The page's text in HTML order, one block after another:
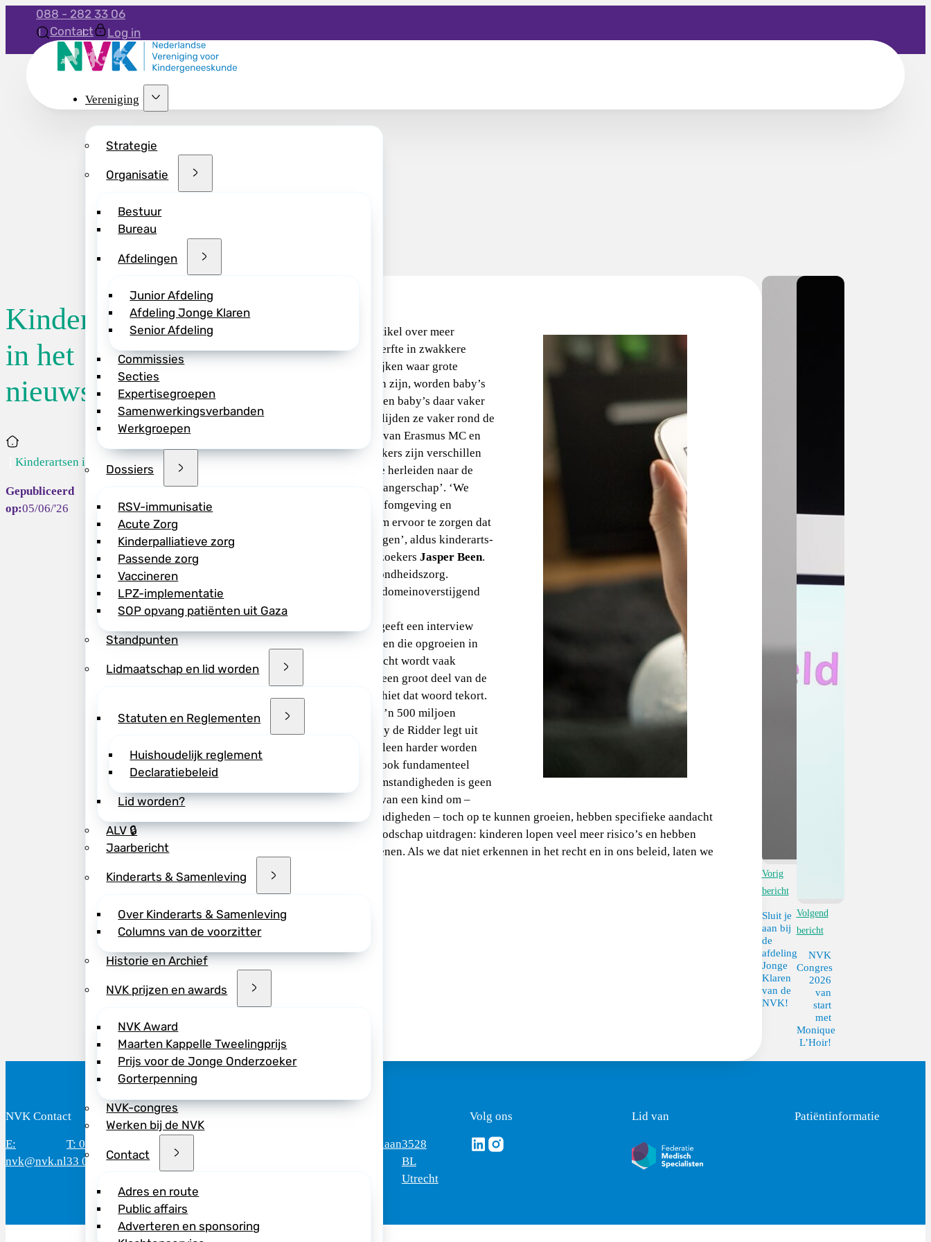
088 - 282 33 06
Contact
Log in
Vereniging
Strategie
Organisatie
Bestuur
Bureau
Afdelingen
Junior Afdeling
Afdeling Jonge Klaren
Senior Afdeling
Commissies
Secties
Expertisegroepen
Samenwerkingsverbanden
Werkgroepen
Dossiers
RSV-immunisatie
Acute Zorg
Kinderpalliatieve zorg
Passende zorg
Vaccineren
LPZ-implementatie
SOP opvang patiënten uit Gaza
Standpunten
Lidmaatschap en lid worden
Statuten en Reglementen
Huishoudelijk reglement
Declaratiebeleid
Lid worden?
ALV 🔒
Jaarbericht
Kinderarts & Samenleving
Over Kinderarts & Samenleving
Columns van de voorzitter
Historie en Archief
NVK prijzen en awards
NVK Award
Maarten Kappelle Tweelingprijs
Prijs voor de Jonge Onderzoeker
Gorterpenning
NVK-congres
Werken bij de NVK
Contact
Adres en route
Public affairs
Adverteren en sponsoring
Kinderartsen
in het
nieuws
Home
Kinderartsen in...
05/06/'26
(inlog vereist) plaatst een artikel over meer
vroeggeboorten en hogere babysterfte in zwakkere
wijken. In twintig Nederlandse wijken waar grote
sociaaleconomische achterstanden zijn, worden baby’s
vaker te vroeg geboren. Ook hebben baby’s daar vaker
een laag geboortegewicht en overlijden ze vaker rond de
geboorte. Dit blijkt uit onderzoek van Erasmus MC en
de TU Delft. Volgens de onderzoekers zijn verschillen
ten opzichte van andere wijken ’te herleiden naar de
leefomstandigheden tijdens de zwangerschap’. ‘We
zullen moeten investeren in de leefomgeving en
omstandigheden in deze wijken om ervoor te zorgen dat
kinderen een kansrijkere start krijgen’, aldus kinderarts-
neonatoloog en een van de onderzoekers Jasper Been.
‘Dat kan niet enkel vanuit de gezondheidszorg.
Hiervoor is een aanpak nodig die domeinoverstijgend
is.’
geeft een interview
over kinderen die opgroeien in
conflictgebieden. In het oorlogsrecht wordt vaak
gesproken over burgers, maar als een groot deel van de
bevolking uit kinderen bestaat, schiet dat woord tekort.
Vandaag de dag leven namelijk zo’n 500 miljoen
kinderen in conflictgebieden. Lissy de Ridder legt uit
waarom kinderen in oorlog niet alleen harder worden
getroffen dan volwassenen, maar ook fundamenteel
anders. ‘Een kind onder oorlogsomstandigheden is geen
kleine volwassene. De behoeften van een kind om –
zelfs in de meest onveilige omstandigheden – toch op te kunnen groeien, hebben specifieke aandacht
nodig. Als kinderarts wil ik die boodschap uitdragen: kinderen lopen veel meer risico’s en hebben
veel meer behoeften dan volwassenen. Als we dat niet erkennen in het recht en in ons beleid, laten we
hen in de steek.’
Deel dit bericht via:
Vorig
bericht
Sluit je
aan bij
de
afdeling
Jonge
Klaren
van de
NVK!
Volgend
bericht
NVK
Congres
2026
van
start
met
Monique
L’Hoir!
NVK Contact
E:
nvk@nvk.nl
T: 088 - 282
33 06
(werkdagen)
Mercatorlaan3528
BL
Utrecht
Volg ons
Volg ons via Linkedin
Volg ons via Instagram
Lid van Patiëntinformatie